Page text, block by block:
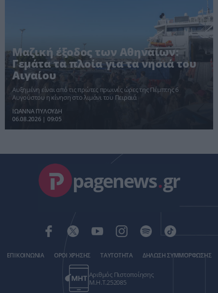
Μαζική έξοδος των Αθηναίων:
Γεμάτα τα πλοία για τα νησιά του
Αιγαίου
Αυξημένη είναι από τις πρώτες πρωινές ώρες της Πέμπτης 6
Αυγούστου η κίνηση στο λιμάνι του Πειραιά
ΙΩΑΝΝΑ ΠΥΛΟΥΔΗ
06.08.2026 | 09:05
pagenews.gr
ΕΠΙΚΟΙΝΩΝΙΑ ΟΡΟΙ ΧΡΗΣΗΣ ΤΑΥΤΟΤΗΤΑ ΔΗΛΩΣΗ ΣΥΜΜΟΡΦΩΣΗΣ
Αριθμός Πιστοποίησης
Μ.Η.Τ.252085